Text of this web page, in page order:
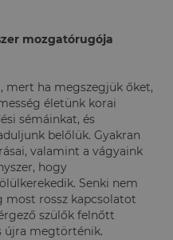
mozgatórugója
mert ha megszegjük őket,
életünk korai
sémáinkat, és
belőlük. Gyakran
valamint a vágyaink
hogy
Senki nem
most rossz kapcsolatot
szülők felnőtt
újra megtörténik.